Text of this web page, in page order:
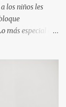
los niños les
más especial de
En esta
en alta
: La J y la M en
K y la Ñ , que